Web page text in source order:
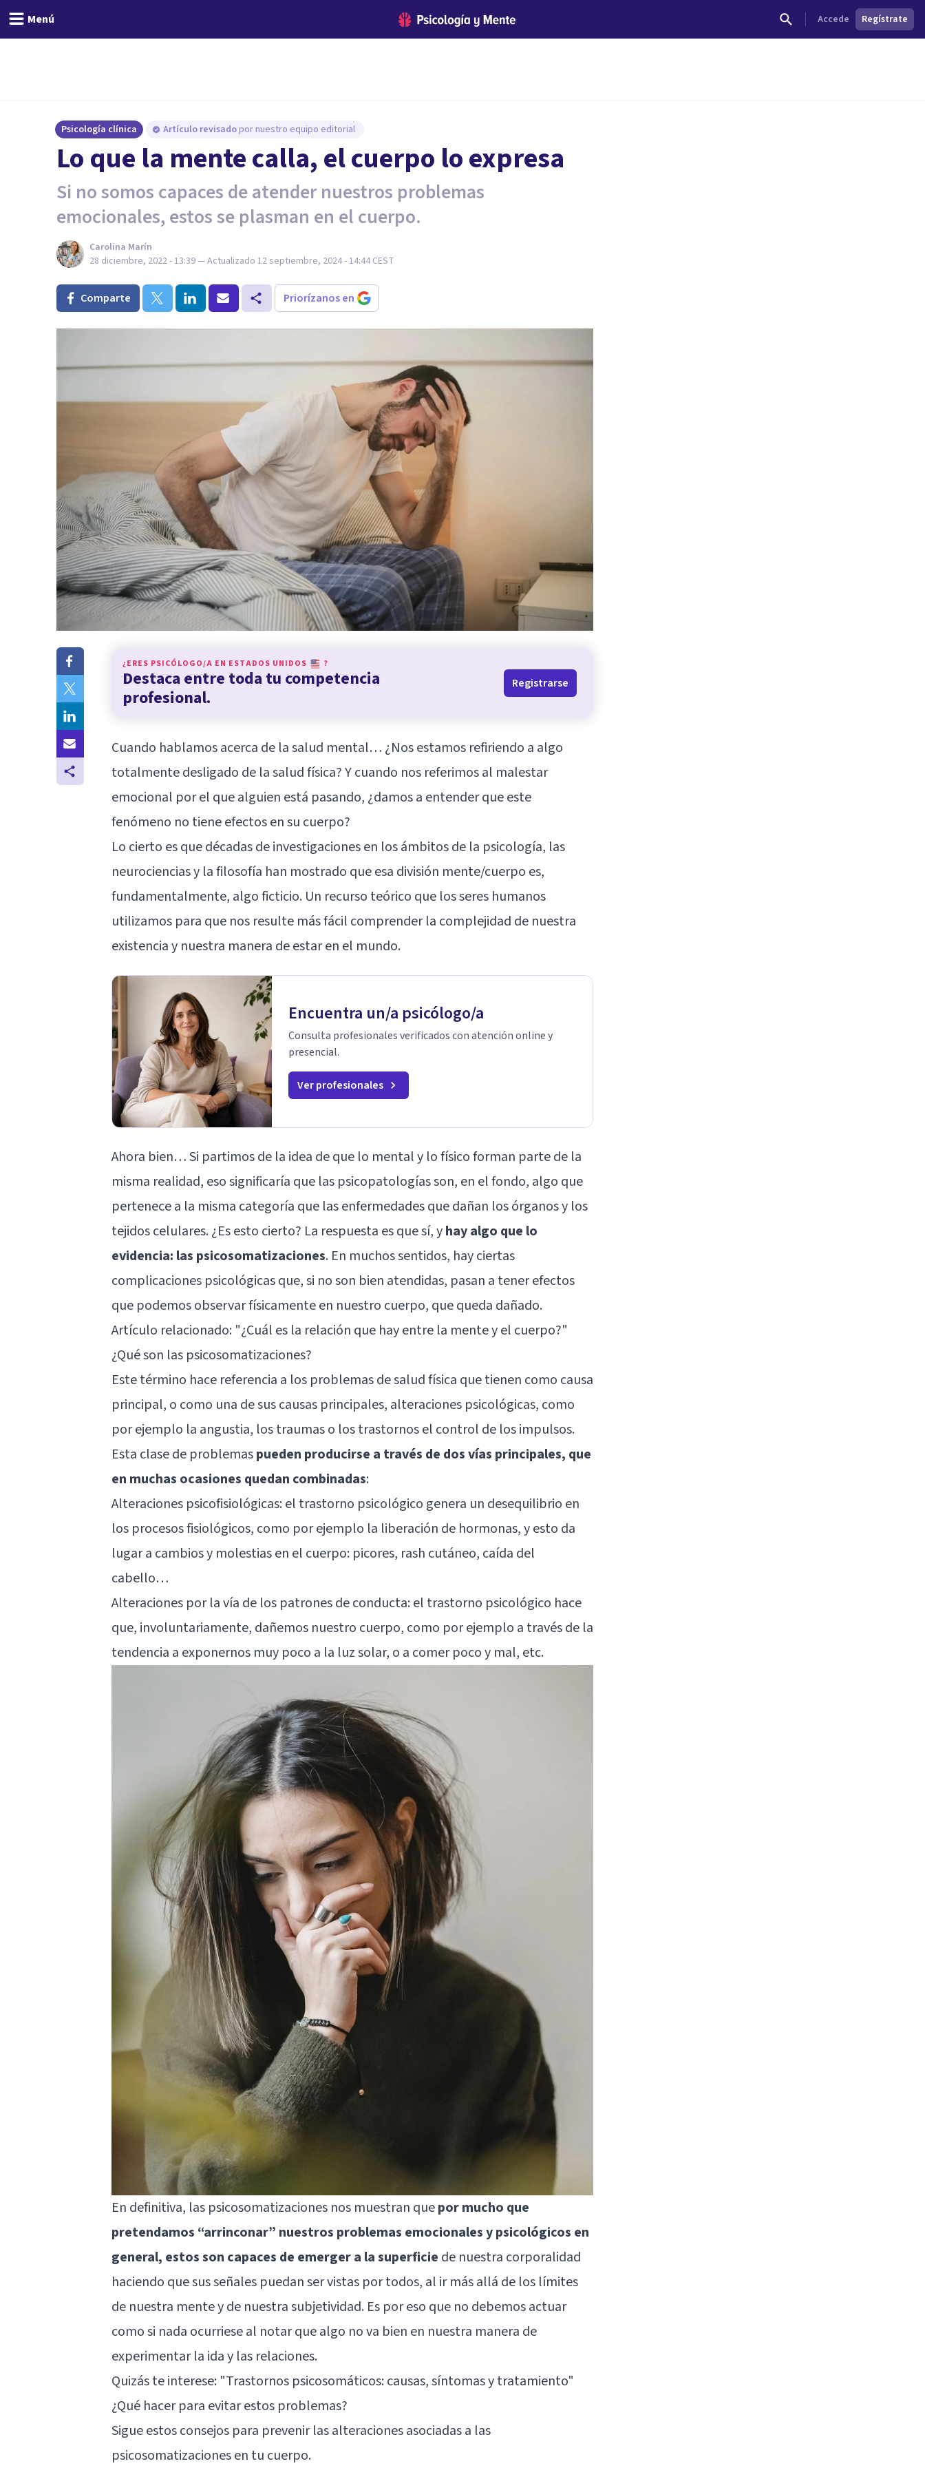
Menú Accede Regístrate
Psicología clínica Artículo revisado por nuestro equipo editorial
Lo que la mente calla, el cuerpo lo expresa
Si no somos capaces de atender nuestros problemas
emocionales, estos se plasman en el cuerpo.
Carolina Marín
28 diciembre, 2022 - 13:39— Actualizado 12 septiembre, 2024 - 14:44 CEST
Comparte Priorízanos en
¿ERES PSICÓLOGO/A EN ESTADOS UNIDOS ?
Destaca entre toda tu competencia
profesional.
Registrarse
Cuando hablamos acerca de la salud mental… ¿Nos estamos refiriendo a algo
totalmente desligado de la salud física? Y cuando nos referimos al malestar
emocional por el que alguien está pasando, ¿damos a entender que este
fenómeno no tiene efectos en su cuerpo?
Lo cierto es que décadas de investigaciones en los ámbitos de la psicología, las
neurociencias y la filosofía han mostrado que esa división mente/cuerpo es,
fundamentalmente, algo ficticio. Un recurso teórico que los seres humanos
utilizamos para que nos resulte más fácil comprender la complejidad de nuestra
existencia y nuestra manera de estar en el mundo.
Encuentra un/a psicólogo/a
Consulta profesionales verificados con atención online y
presencial.
Ver profesionales
Ahora bien… Si partimos de la idea de que lo mental y lo físico forman parte de la
misma realidad, eso significaría que las psicopatologías son, en el fondo, algo que
pertenece a la misma categoría que las enfermedades que dañan los órganos y los
tejidos celulares. ¿Es esto cierto? La respuesta es que sí, yhay algo que lo
evidencia: las psicosomatizaciones. En muchos sentidos, hay ciertas
complicaciones psicológicas que, si no son bien atendidas, pasan a tener efectos
que podemos observar físicamente en nuestro cuerpo, que queda dañado.
Artículo relacionado: "¿Cuál es la relación que hay entre la mente y el cuerpo?"
¿Qué son las psicosomatizaciones?
Este término hace referencia a los problemas de salud física que tienen como causa
principal, o como una de sus causas principales, alteraciones psicológicas, como
por ejemplo la angustia, los traumas o los trastornos el control de los impulsos.
Esta clase de problemaspueden producirse a través de dos vías principales, que
en muchas ocasiones quedan combinadas:
Alteraciones psicofisiológicas: el trastorno psicológico genera un desequilibrio en
los procesos fisiológicos, como por ejemplo la liberación de hormonas, y esto da
lugar a cambios y molestias en el cuerpo: picores, rash cutáneo, caída del
cabello…
Alteraciones por la vía de los patrones de conducta: el trastorno psicológico hace
que, involuntariamente, dañemos nuestro cuerpo, como por ejemplo a través de la
tendencia a exponernos muy poco a la luz solar, o a comer poco y mal, etc.
En definitiva, las psicosomatizaciones nos muestran quepor mucho que
pretendamos “arrinconar” nuestros problemas emocionales y psicológicos en
general, estos son capaces de emerger a la superficie de nuestra corporalidad
haciendo que sus señales puedan ser vistas por todos, al ir más allá de los límites
de nuestra mente y de nuestra subjetividad. Es por eso que no debemos actuar
como si nada ocurriese al notar que algo no va bien en nuestra manera de
experimentar la ida y las relaciones.
Quizás te interese: "Trastornos psicosomáticos: causas, síntomas y tratamiento"
¿Qué hacer para evitar estos problemas?
Sigue estos consejos para prevenir las alteraciones asociadas a las
psicosomatizaciones en tu cuerpo.